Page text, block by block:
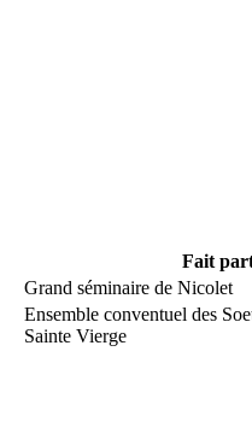
Fait
Grand séminaire de Nicolet
Ensemble conventuel des
Sainte Vierge